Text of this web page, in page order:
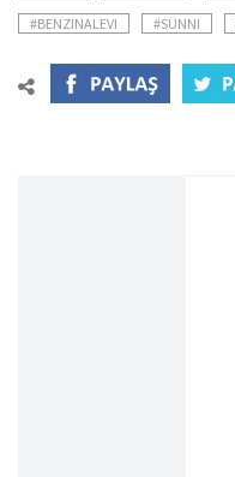
#BENZINALEVI
#SÜNNI